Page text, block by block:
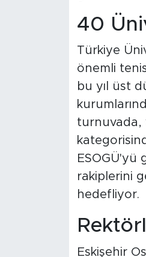
40
Türkiye
önemli
bu yıl üst
turnuvada,
ESOGÜ'yü
rakiplerini
hedefliyor.
Eskişehir